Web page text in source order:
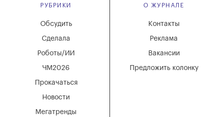
РУБРИКИ
Мегатренды
Новости
Обсудить
Сделала
Роботы/ИИ
ЧМ2026
Прокачаться
О ЖУРНАЛЕ
Вакансии
Реклама
Контакты
Предложить колонку